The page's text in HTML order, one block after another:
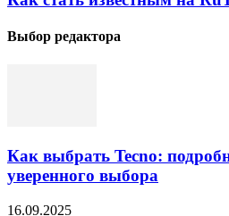
Выбор редактора
Как выбрать Tecno:
уверенного выбора
16.09.2025